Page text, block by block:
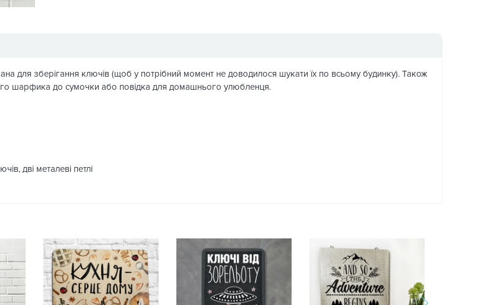
для зберігання ключів (щоб у потрібний момент не доводилося шукати їх по всьому будинку). Також
шарфика до сумочки або повідка для домашнього улюбленця.
дві металеві петлі